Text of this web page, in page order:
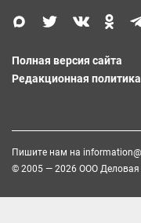
Полная версия сайта
Редакционная политика
Пишите нам на
© 2005 — 2026 ООО Деловая